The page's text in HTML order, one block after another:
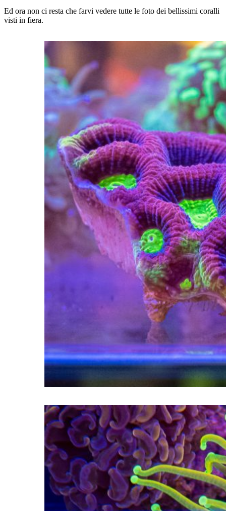
Ed ora non ci resta che farvi vedere tutte le foto dei bellissimi coralli
visti in fiera.